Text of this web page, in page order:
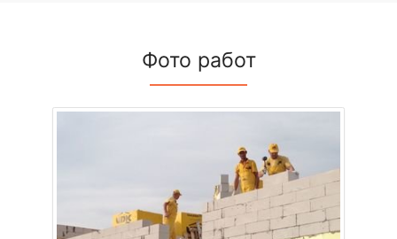
Фото работ